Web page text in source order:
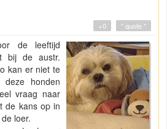
" quote "
+0
de leeftijd
bij de austr.
kan er niet te
honden
vraag naar
de kans op in
loer.